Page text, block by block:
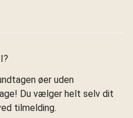
øer uden
Du vælger helt selv dit
tilmelding.